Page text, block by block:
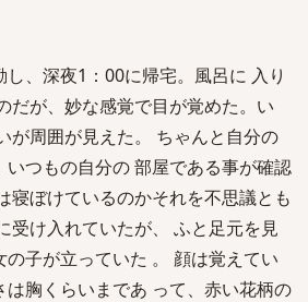
、深夜1：00に帰宅。風呂に 入り
だが、妙な感覚で目が覚めた。い
が周囲が見えた。 ちゃんと自分の
つもの自分の 部屋である事が確認
寝ぼけているのかそれを不思議とも
受け入れていたが、 ふと足元を見
の子が立っていた 。 顔は覚えてい
は胸くらいまであ って、赤い花柄の